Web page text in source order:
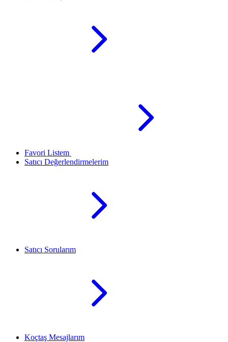
Favori Listem
Satıcı Değerlendirmelerim
Satıcı Sorularım
Koçtaş Mesajlarım